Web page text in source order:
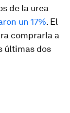
de la urea
un 17%. El
comprarla a
últimas dos